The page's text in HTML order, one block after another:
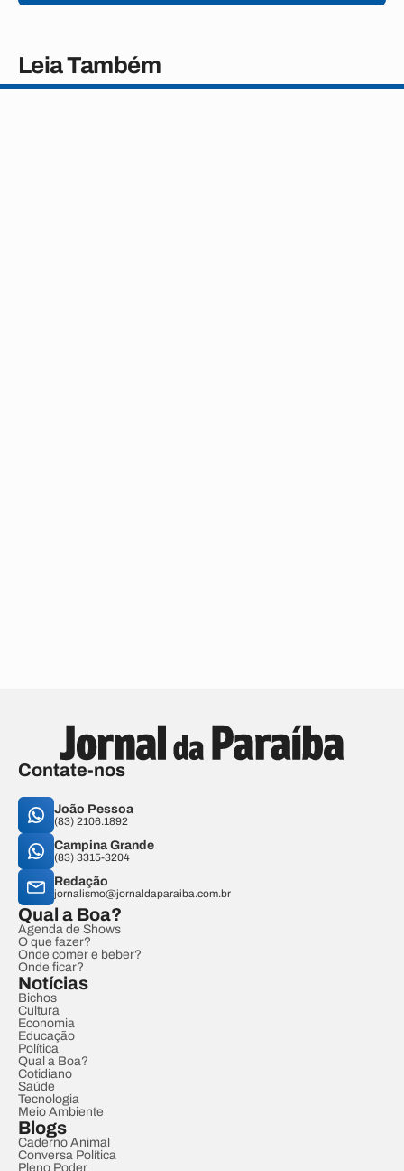
Leia Também
Contate-nos
João Pessoa
(83) 2106.1892
Campina Grande
(83) 3315-3204
Redação
jornalismo@jornaldaparaiba.com.br
Qual a Boa?
Agenda de Shows
O que fazer?
Onde comer e beber?
Onde ficar?
Notícias
Bichos
Cultura
Economia
Educação
Política
Qual a Boa?
Cotidiano
Saúde
Tecnologia
Meio Ambiente
Blogs
Caderno Animal
Conversa Política
Pleno Poder